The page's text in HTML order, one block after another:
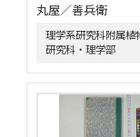
丸屋／善兵衛
理学系研究科附属植
研究科・理学部